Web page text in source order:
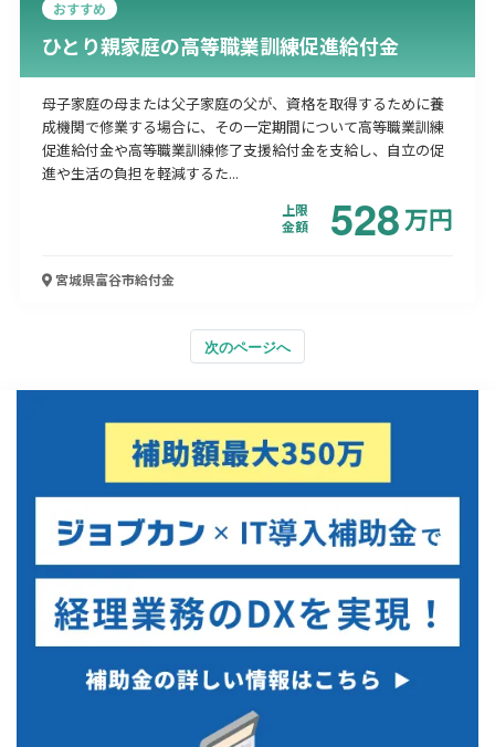
おすすめ
ひとり親家庭の高等職業訓練促進給付金
母子家庭の母または父子家庭の父が、資格を取得するために養
成機関で修業する場合に、その一定期間について高等職業訓練
促進給付金や高等職業訓練修了支援給付金を支給し、自立の促
進や生活の負担を軽減するた...
上限
金額
528万円
宮城県富谷市給付金
次のページへ